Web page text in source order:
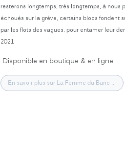
resterons longtemps, très longtemps, à
échoués sur la grève, certains blocs fondent
par les flots des vagues, pour entamer leur
2021
Disponible en boutique & en ligne
En savoir plus sur La Femme du Banc ...